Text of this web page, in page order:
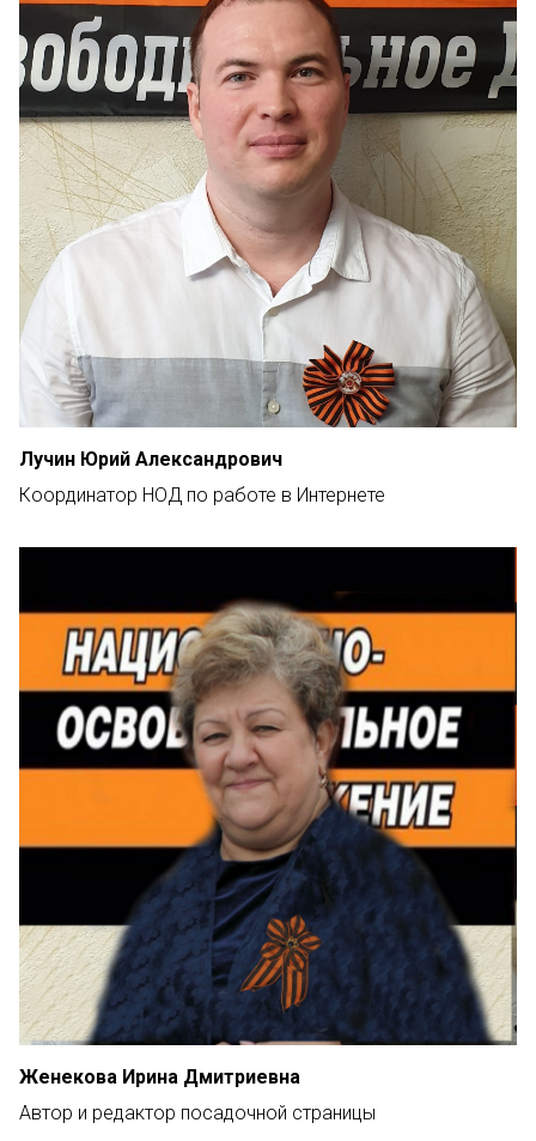
Лучин Юрий Александрович
Координатор НОД по работе в Интернете
Женекова Ирина Дмитриевна
Автор и редактор посадочной страницы